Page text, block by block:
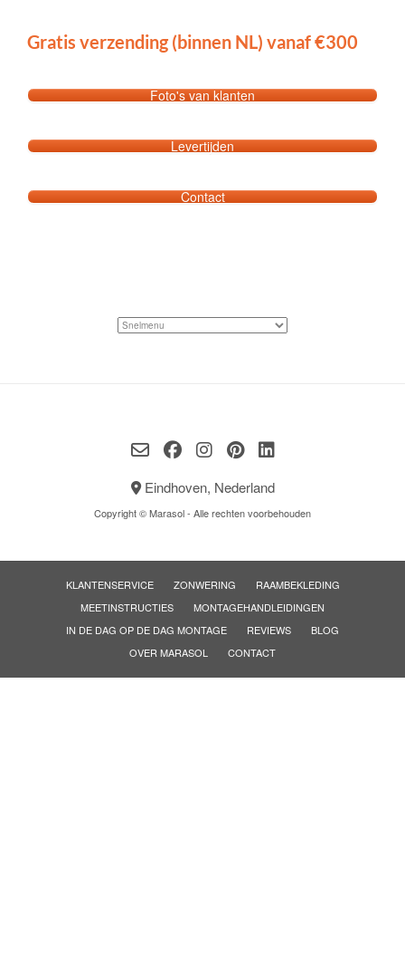
Gratis verzending (binnen NL) vanaf €300
Foto's van klanten
Levertijden
Contact
Eindhoven, Nederland
Copyright © Marasol - Alle rechten voorbehouden
KLANTENSERVICE ZONWERING
RAAMBEKLEDING
MEETINSTRUCTIES
MONTAGEHANDLEIDINGEN
IN DE DAG OP DE DAG MONTAGE
REVIEWS
BLOG
OVER MARASOL
CONTACT